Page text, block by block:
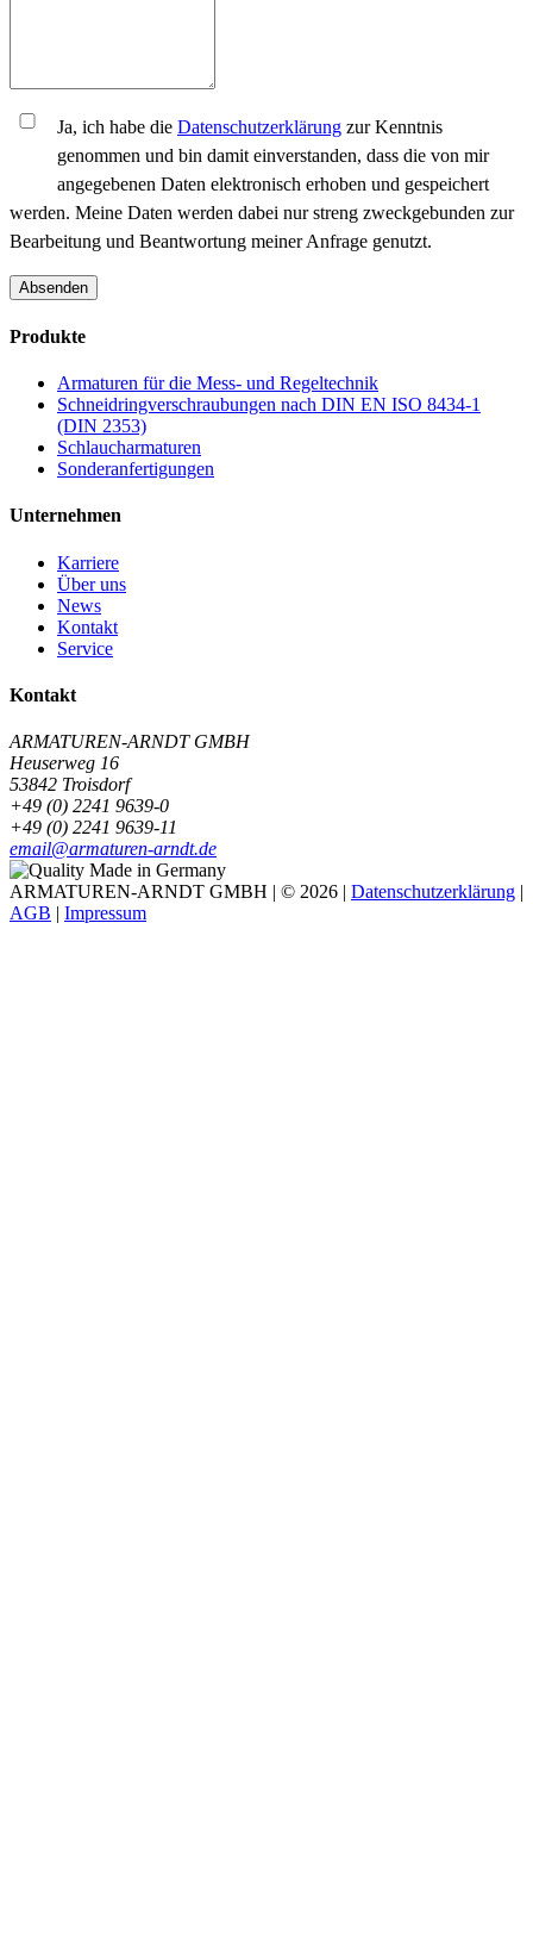
Ja, ich habe die Datenschutzerklärung zur Kenntnis
genommen und bin damit einverstanden, dass die von mir
angegebenen Daten elektronisch erhoben und gespeichert
werden. Meine Daten werden dabei nur streng zweckgebunden zur
Bearbeitung und Beantwortung meiner Anfrage genutzt.
Absenden
Produkte
Armaturen für die Mess- und Regeltechnik
Schneidringverschraubungen nach DIN EN ISO 8434-1
(DIN 2353)
Schlaucharmaturen
Sonderanfertigungen
Unternehmen
Karriere
Über uns
News
Kontakt
Service
Kontakt
ARMATUREN-ARNDT GMBH
Heuserweg 16
53842 Troisdorf
+49 (0) 2241 9639-0
+49 (0) 2241 9639-11
email@armaturen-arndt.de
ARMATUREN-ARNDT GMBH | © 2026 | Datenschutzerklärung |
AGB | Impressum